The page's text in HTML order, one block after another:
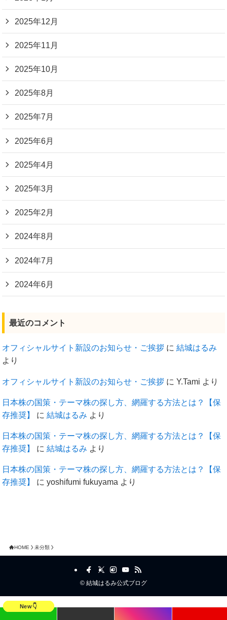
2025年12月
2025年11月
2025年10月
2025年8月
2025年7月
2025年6月
2025年4月
2025年3月
2025年2月
2024年8月
2024年7月
2024年6月
最近のコメント
オフィシャルサイト新設のお知らせ・ご挨拶 に結城はるみ
より
オフィシャルサイト新設のお知らせ・ご挨拶 にY.Tami より
日本株の国策・テーマ株の探し方、網羅する方法とは？【保
存推奨】
に結城はるみ より
日本株の国策・テーマ株の探し方、網羅する方法とは？【保
存推奨】
に結城はるみ より
日本株の国策・テーマ株の探し方、網羅する方法とは？【保
存推奨】
にyoshifumi fukuyama より
HOME 未分類
© 結城はるみ公式ブログ